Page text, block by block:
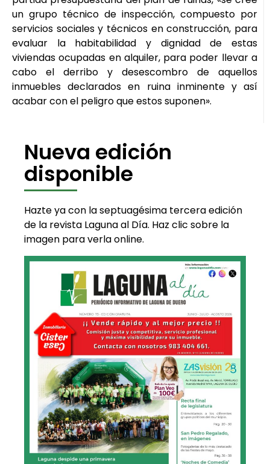
un grupo técnico de inspección, compuesto por
servicios sociales y técnicos en construcción, para
evaluar la habitabilidad y dignidad de estas
viviendas ocupadas en alquiler, para poder llevar a
cabo el derribo y desescombro de aquellos
inmuebles declarados en ruina inminente y así
acabar con el peligro que estos suponen».
Nueva edición
disponible
Hazte ya con la septuagésima tercera edición
de la revista Laguna al Día. Haz clic sobre la
imagen para verla online.